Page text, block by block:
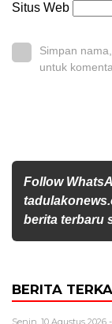
Situs Web
Simpan
untuk
Follow
berita terbaru
BERITA